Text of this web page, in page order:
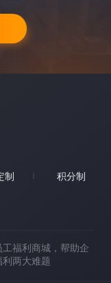
制 积分制
福利商城，帮助企
两大难题